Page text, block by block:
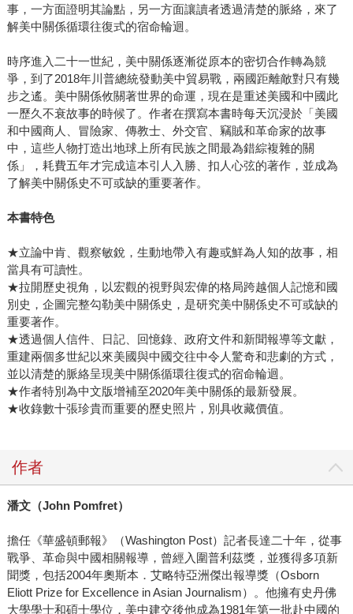
事，一方面證明其論點，另一方面讓讀者透過清楚的脈絡，來了
解美中關係循環往復式的宿命輪迴。
時序進入二十一世紀，美中關係逐漸從原本的密切合作轉為競
爭，到了2018年川普總統發動美中貿易戰，兩國距離敵對只有幾
步之遙。美中關係攸關著世界的命運，現在是重述美國和中國此
一歷久不衰故事的時候了。作者在撰寫本書時每天沉浸於「美國
和中國商人、冒險家、傳教士、外交官、竊賊和革命家的故事
中，這些人物打造出地球上所有民族之間最為錯綜複雜的關
係」，耗費五年才完成這本引人入勝、扣人心弦的著作，並成為
了解美中關係史不可或缺的重要著作。
本書特色
★立論中肯、觀察敏銳，生動地帶入有趣或鮮為人知的故事，相
當具有可讀性。
★拉開歷史視角，以宏觀的視野與宏偉的格局跨越個人記憶和國
別史，企圖完整勾勒美中關係史，是研究美中關係史不可或缺的
重要著作。
★透過個人信件、日記、回憶錄、政府文件和新聞報導等文獻，
重建兩個多世紀以來美國與中國交往中令人驚奇和悲劇的方式，
並以清楚的脈絡呈現美中關係循環往復式的宿命輪迴。
★作者特別為中文版增補至2020年美中關係的最新發展。
★收錄數十張珍貴而重要的歷史照片，別具收藏價值。
作者
潘文（John Pomfret）
擔任《華盛頓郵報》（Washington Post）記者長達二十年，從事
戰爭、革命與中國相關報導，曾經入圍普利茲獎，並獲得多項新
聞獎，包括2004年奧斯本．艾略特亞洲傑出報導獎（Osborn
Eliott Prize for Excellence in Asian Journalism）。他擁有史丹佛
大學學士和碩士學位，美中建交後他成為1981年第一批赴中國的